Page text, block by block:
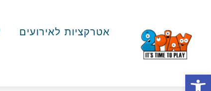
אטרקציות לאירועים
פתח סרגל נגישות